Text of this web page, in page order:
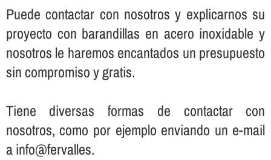
Puede contactar con nosotros y explicarnos su
proyecto con barandillas en acero inoxidable y
nosotros le haremos encantados un presupuesto
sin compromiso y gratis.
Tiene diversas formas de contactar con
nosotros, como por ejemplo enviando un e-mail
a info@fervalles.